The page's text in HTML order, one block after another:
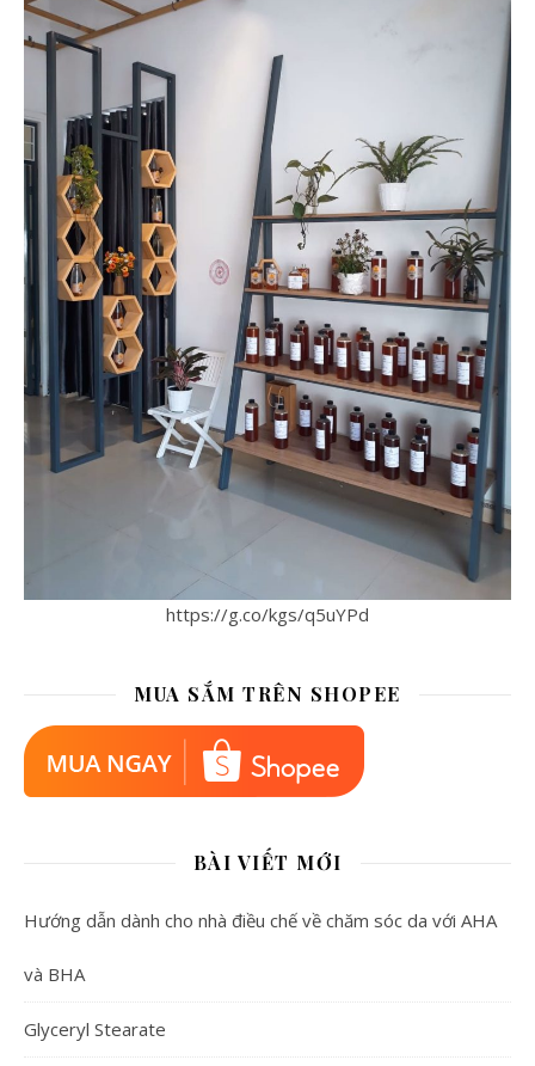
https://g.co/kgs/q5uYPd
MUA SẮM TRÊN SHOPEE
BÀI VIẾT MỚI
Hướng dẫn dành cho nhà điều chế về chăm sóc da với AHA
và BHA
Glyceryl Stearate